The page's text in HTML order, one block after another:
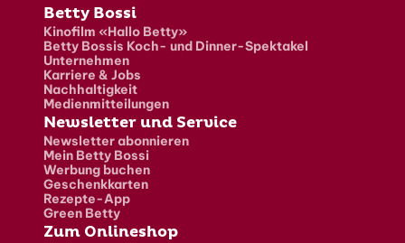
Fusszeile
Betty Bossi
Kinofilm «Hallo Betty»
Betty Bossis Koch- und Dinner-Spektakel
Unternehmen
Karriere & Jobs
Nachhaltigkeit
Medienmitteilungen
Newsletter und Service
Newsletter abonnieren
Mein Betty Bossi
Werbung buchen
Geschenkkarten
Rezepte-App
Green Betty
Zum Onlineshop